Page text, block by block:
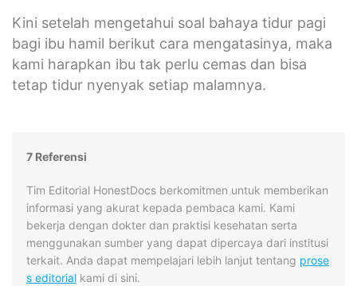
Kini setelah mengetahui soal bahaya tidur pagi
bagi ibu hamil berikut cara mengatasinya, maka
kami harapkan ibu tak perlu cemas dan bisa
tetap tidur nyenyak setiap malamnya.
7 Referensi
Tim Editorial HonestDocs berkomitmen untuk memberikan
informasi yang akurat kepada pembaca kami. Kami
bekerja dengan dokter dan praktisi kesehatan serta
menggunakan sumber yang dapat dipercaya dari institusi
terkait. Anda dapat mempelajari lebih lanjut tentang prose
s editorial kami di sini.